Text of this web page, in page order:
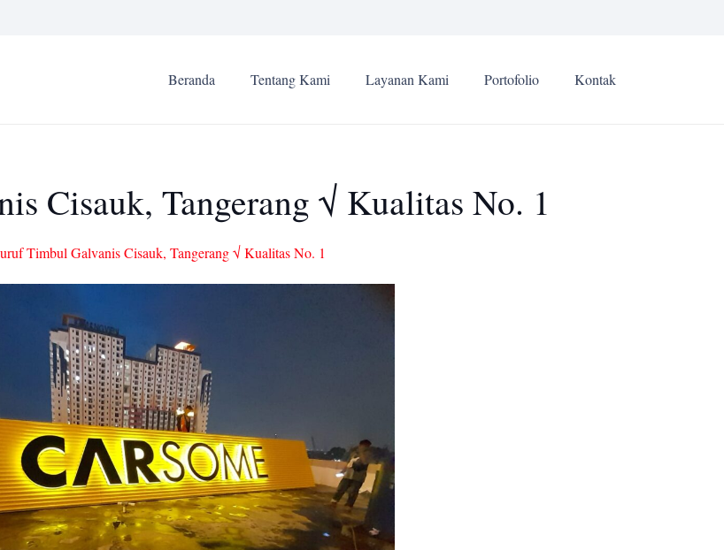
Beranda Tentang Kami Layanan Kami Portofolio Kontak
Cisauk, Tangerang √ Kualitas No. 1
Timbul Galvanis Cisauk, Tangerang √ Kualitas No. 1